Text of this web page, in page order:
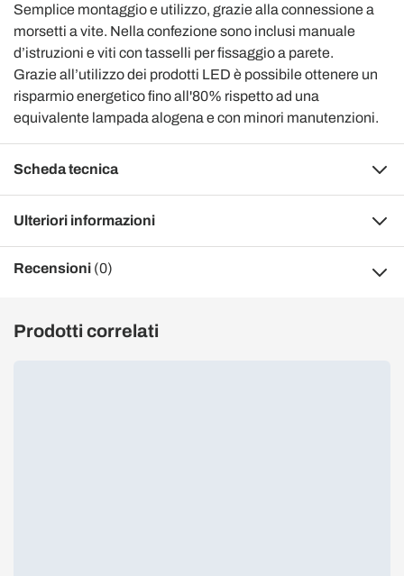
Semplice montaggio e utilizzo, grazie alla connessione a
morsetti a vite. Nella confezione sono inclusi manuale
d’istruzioni e viti con tasselli per fissaggio a parete.
Grazie all’utilizzo dei prodotti LED è possibile ottenere un
risparmio energetico fino all'80% rispetto ad una
equivalente lampada alogena e con minori manutenzioni.
Scheda tecnica
Ulteriori informazioni
Recensioni (0)
Prodotti correlati